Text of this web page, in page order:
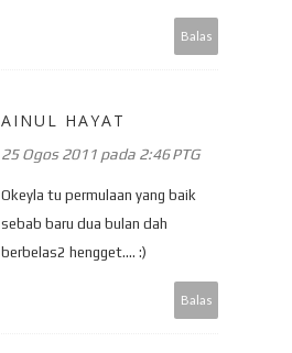
Balas
AINUL HAYAT
25 Ogos 2011 pada 2:46 PTG
Okeyla tu permulaan yang baik
sebab baru dua bulan dah
berbelas2 hengget.... :)
Balas